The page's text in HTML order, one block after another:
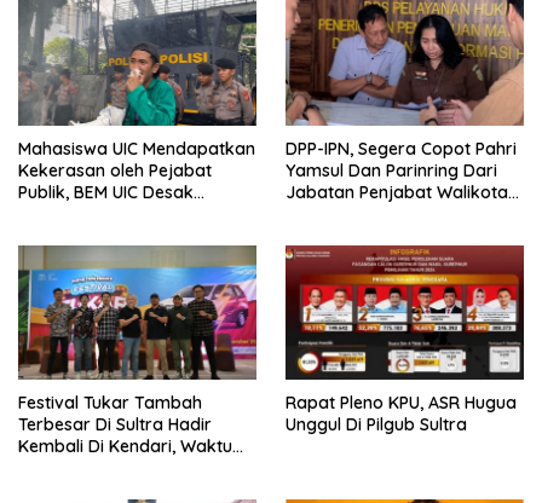
Mahasiswa UIC Mendapatkan
Kekerasan oleh Pejabat
Publik, BEM UIC Desak
DPP-IPN, Segera Copot Pahri
Yamsul Dan Parinring Dari
Jabatan Penjabat Walikota
Festival Tukar Tambah
Terbesar Di Sultra Hadir
Kembali Di Kendari, Waktu
Rapat Pleno KPU, ASR Hugua
Unggul Di Pilgub Sultra